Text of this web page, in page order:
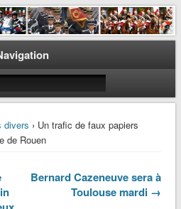
divers › Un trafic de faux papiers
de Rouen
Bernard Cazeneuve sera à
Toulouse mardi →